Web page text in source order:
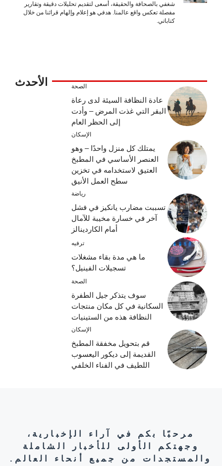
شغفي بالصحافة والحقيقة، أسعى لتقديم تحليلات دقيقة وتقارير
مفصلة تعكس واقع عالمنا. هدفي هو إعلام وإلهام قرائنا من خلال
كتاباتي.
الأحدث الصحة
عادة النظافة السيئة لدى رعاة
البقر التي غذت المرض – وأدت
إلى الحظر العام
الإسكان
يمتلك كل منزل واحدًا – وهو
العنصر الأساسي في المطبخ
العتيق لاستخدامه في تخزين
سطح العمل الأنيق
رياضة
تسببت مضارب يانكيز في فشل
آخر في خسارة مخيبة للآمال
أمام الكاردينالز
ترفيه
ما هي مدة بقاء مشغلات
تسجيلات الفينيل؟
الصحة
سوف يتذكر جيل الطفرة
السكانية في كل مكان منتجات
النظافة هذه من الستينيات
الإسكان
قم بتحويل مخفقة المطبخ
القديمة إلى ديكور اليعسوب
اللطيف في الفناء الخلفي
مرحبًا بكم في آراء الإخبارية،
وجهتكم الأولى للأخبار الشاملة
والمستجدات من جميع أنحاء العالم.